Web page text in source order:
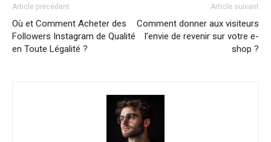
Article précédent
Où et Comment Acheter des
Followers Instagram de Qualité
en Toute Légalité ?
Article suivant
Comment donner aux visiteurs
l’envie de revenir sur votre e-
shop ?